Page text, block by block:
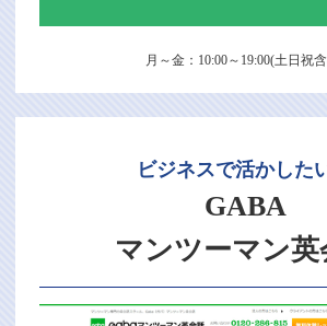
月～金：10:00～19:00(土日祝
ビジネスで活かした
GABA
マンツーマン英